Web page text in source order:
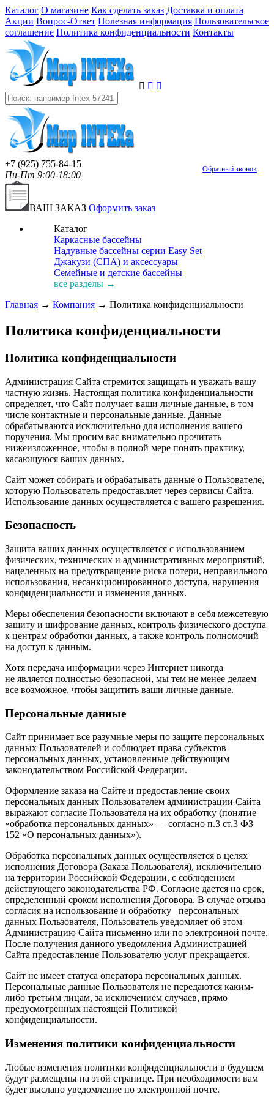
Каталог О магазине Как сделать заказ Доставка и оплата
Акции Вопрос-Ответ Полезная информация Пользовательское
соглашение Политика конфиденциальности Контакты
+7 (925) 755-84-15 Обратный звонок
Пн-Пт 9:00-18:00
ВАШ ЗАКАЗ Оформить заказ
Каталог
Каркасные бассейны
Надувные бассейны серии Easy Set
Джакузи (СПА) и аксессуары
Семейные и детские бассейны
все разделы →
Главная → Компания → Политика конфиденциальности
Политика конфиденциальности
Политика конфиденциальности
Администрация Сайта стремится защищать и уважать вашу
частную жизнь. Настоящая политика конфиденциальности
определяет, что Сайт получает ваши личные данные, в том
числе контактные и персональные данные. Данные
обрабатываются исключительно для исполнения вашего
поручения. Мы просим вас внимательно прочитать
нижеизложенное, чтобы в полной мере понять практику,
касающуюся ваших данных.
Сайт может собирать и обрабатывать данные о Пользователе,
которую Пользователь предоставляет через сервисы Сайта.
Использование данных осуществляется с вашего разрешения.
Безопасность
Защита ваших данных осуществляется с использованием
физических, технических и административных мероприятий,
нацеленных на предотвращение риска потери, неправильного
использования, несанкционированного доступа, нарушения
конфиденциальности и изменения данных.
Меры обеспечения безопасности включают в себя межсетевую
защиту и шифрование данных, контроль физического доступа
к центрам обработки данных, а также контроль полномочий
на доступ к данным.
Хотя передача информации через Интернет никогда
не является полностью безопасной, мы тем не менее делаем
все возможное, чтобы защитить ваши личные данные.
Персональные данные
Сайт принимает все разумные меры по защите персональных
данных Пользователей и соблюдает права субъектов
персональных данных, установленные действующим
законодательством Российской Федерации.
Оформление заказа на Сайте и предоставление своих
персональных данных Пользователем администрации Сайта
выражают согласие Пользователя на их обработку (понятие
«обработка персональных данных» — согласно п.3 ст.3 ФЗ
152 «О персональных данных»).
Обработка персональных данных осуществляется в целях
исполнения Договора (Заказа Пользователя), исключительно
на территории Российской Федерации, с соблюдением
действующего законодательства РФ. Согласие дается на срок,
определенный сроком исполнения Договора. В случае отзыва
согласия на использование и обработку персональных
данных Пользователя, Пользователь уведомляет об этом
Администрацию Сайта письменно или по электронной почте.
После получения данного уведомления Администрацией
Сайта предоставление Пользователю услуг прекращается.
Сайт не имеет статуса оператора персональных данных.
Персональные данные Пользователя не передаются каким-
либо третьим лицам, за исключением случаев, прямо
предусмотренных настоящей Политикой
конфиденциальности.
Изменения политики конфиденциальности
Любые изменения политики конфиденциальности в будущем
будут размещены на этой странице. При необходимости вам
будет выслано уведомление по электронной почте.